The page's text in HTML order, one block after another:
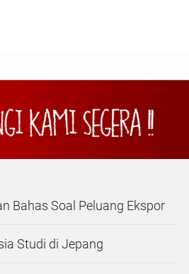
Bahas Soal Peluang Ekspor
Studi di Jepang